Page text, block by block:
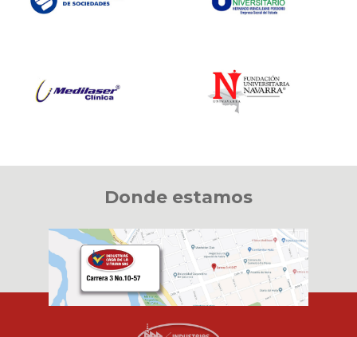
Donde estamos